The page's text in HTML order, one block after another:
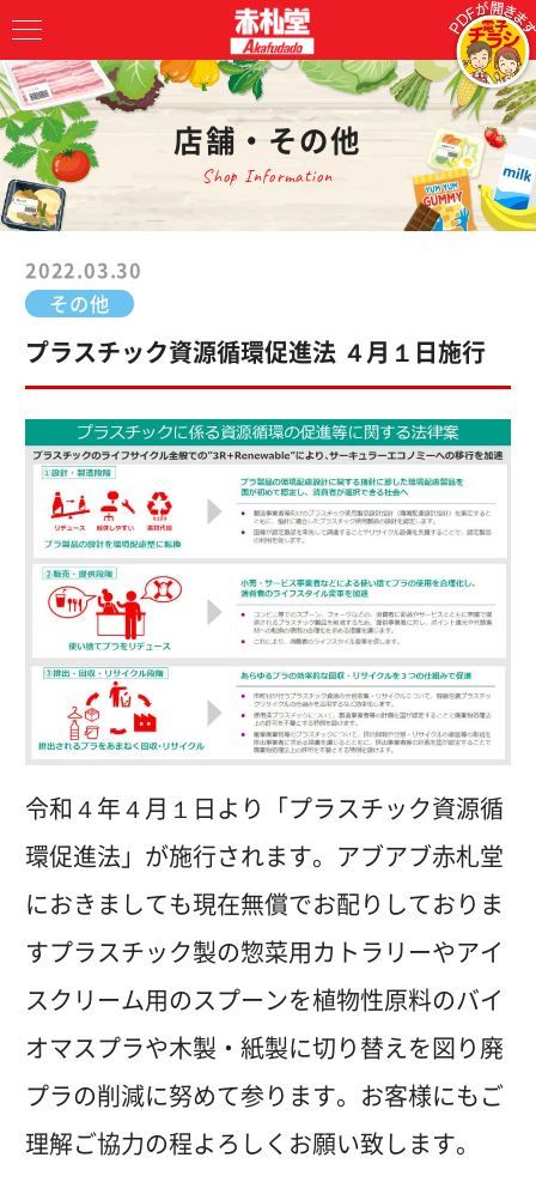
店舗・その他
Shop Information
2022.03.30
その他
プラスチック資源循環促進法 ４月１日施行
令和４年４月１日より「プラスチック資源循
環促進法」が施行されます。アブアブ赤札堂
におきましても現在無償でお配りしておりま
すプラスチック製の惣菜用カトラリーやアイ
スクリーム用のスプーンを植物性原料のバイ
オマスプラや木製・紙製に切り替えを図り廃
プラの削減に努めて参ります。お客様にもご
理解ご協力の程よろしくお願い致します。